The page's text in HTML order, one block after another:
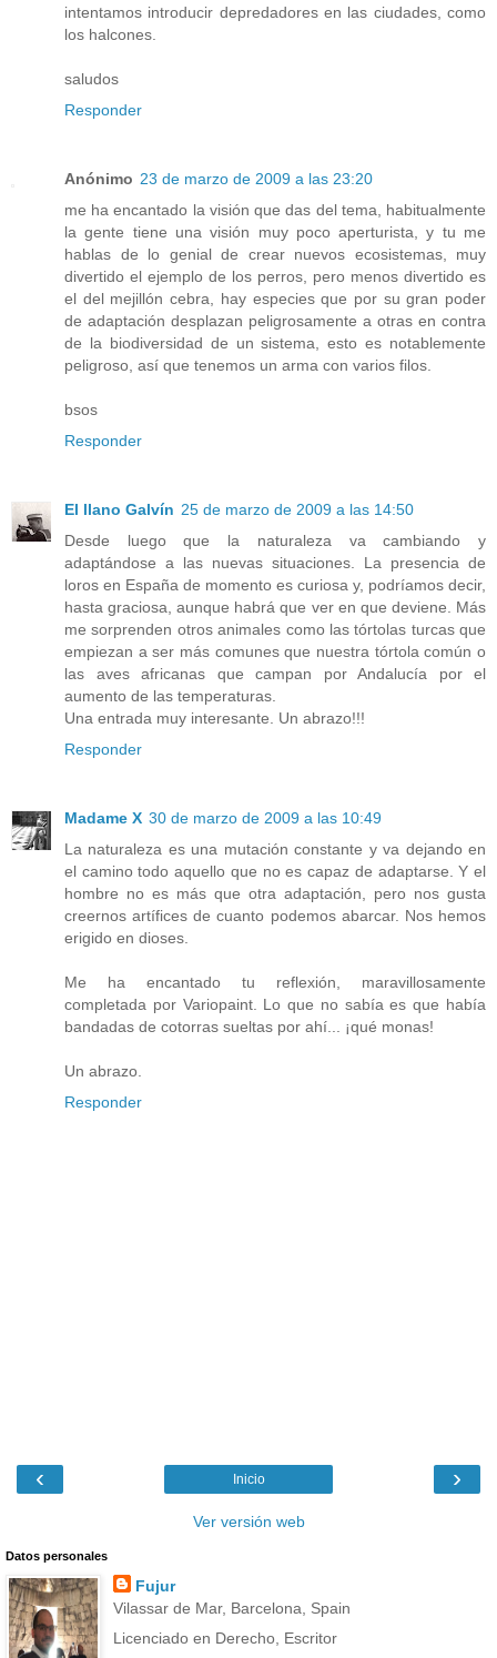
intentamos introducir depredadores en las ciudades, como
los halcones.
saludos
Responder
Anónimo 23 de marzo de 2009 a las 23:20
me ha encantado la visión que das del tema, habitualmente
la gente tiene una visión muy poco aperturista, y tu me
hablas de lo genial de crear nuevos ecosistemas, muy
divertido el ejemplo de los perros, pero menos divertido es
el del mejillón cebra, hay especies que por su gran poder
de adaptación desplazan peligrosamente a otras en contra
de la biodiversidad de un sistema, esto es notablemente
peligroso, así que tenemos un arma con varios filos.
bsos
Responder
El llano Galvín 25 de marzo de 2009 a las 14:50
Desde luego que la naturaleza va cambiando y
adaptándose a las nuevas situaciones. La presencia de
loros en España de momento es curiosa y, podríamos decir,
hasta graciosa, aunque habrá que ver en que deviene. Más
me sorprenden otros animales como las tórtolas turcas que
empiezan a ser más comunes que nuestra tórtola común o
las aves africanas que campan por Andalucía por el
aumento de las temperaturas.
Una entrada muy interesante. Un abrazo!!!
Responder
Madame X 30 de marzo de 2009 a las 10:49
La naturaleza es una mutación constante y va dejando en
el camino todo aquello que no es capaz de adaptarse. Y el
hombre no es más que otra adaptación, pero nos gusta
creernos artífices de cuanto podemos abarcar. Nos hemos
erigido en dioses.
Me ha encantado tu reflexión, maravillosamente
completada por Variopaint. Lo que no sabía es que había
bandadas de cotorras sueltas por ahí... ¡qué monas!
Un abrazo.
Responder
‹ ›
Inicio
Ver versión web
Datos personales
Fujur
Vilassar de Mar, Barcelona, Spain
Licenciado en Derecho, Escritor